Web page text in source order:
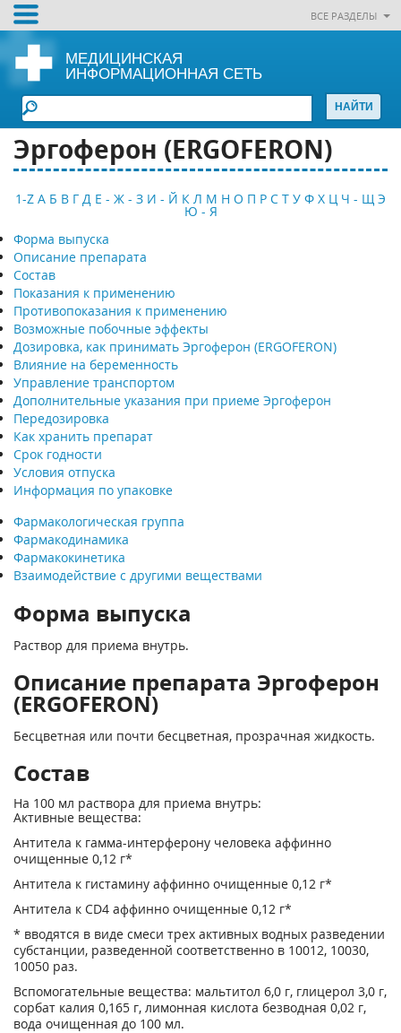
ВСЕ РАЗДЕЛЫ
МЕДИЦИНСКАЯ
ИНФОРМАЦИОННАЯ СЕТЬ
Эргоферон (ERGOFERON)
1-Z А Б В Г Д Е - Ж - З И - Й К Л М Н О П Р С Т У Ф Х Ц Ч - Щ Э
Ю - Я
Форма выпуска
Описание препарата
Состав
Показания к применению
Противопоказания к применению
Возможные побочные эффекты
Дозировка, как принимать Эргоферон (ERGOFERON)
Влияние на беременность
Управление транспортом
Дополнительные указания при приеме Эргоферон
Передозировка
Как хранить препарат
Срок годности
Условия отпуска
Информация по упаковке
Фармакологическая группа
Фармакодинамика
Фармакокинетика
Взаимодействие с другими веществами
Форма выпуска
Раствор для приема внутрь.
Описание препарата Эргоферон
(ERGOFERON)
Бесцветная или почти бесцветная, прозрачная жидкость.
Состав
На 100 мл раствора для приема внутрь:
Активные вещества:
Антитела к гамма-интерферону человека аффинно
очищенные 0,12 г*
Антитела к гистамину аффинно очищенные 0,12 г*
Антитела к CD4 аффинно очищенные 0,12 г*
* вводятся в виде смеси трех активных водных разведении
субстанции, разведенной соответственно в 10012, 10030,
10050 раз.
Вспомогательные вещества: мальтитол 6,0 г, глицерол 3,0 г,
сорбат калия 0,165 г, лимонная кислота безводная 0,02 г,
вода очищенная до 100 мл.